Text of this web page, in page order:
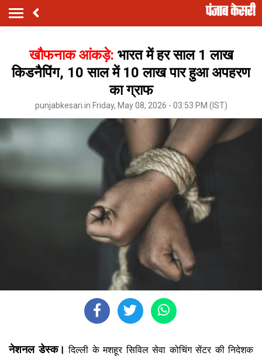
खौफनाक आंकड़े: भारत में हर साल 1 लाख
किडनैपिंग, 10 साल में 10 लाख पार हुआ अपहरण
का ग्राफ
punjabkesari.in Friday, May 08, 2026 - 03:53 PM (IST)
नेशनल डेस्क।दिल्ली के मशहूर सिविल सेवा कोचिंग सेंटर की निदेशक